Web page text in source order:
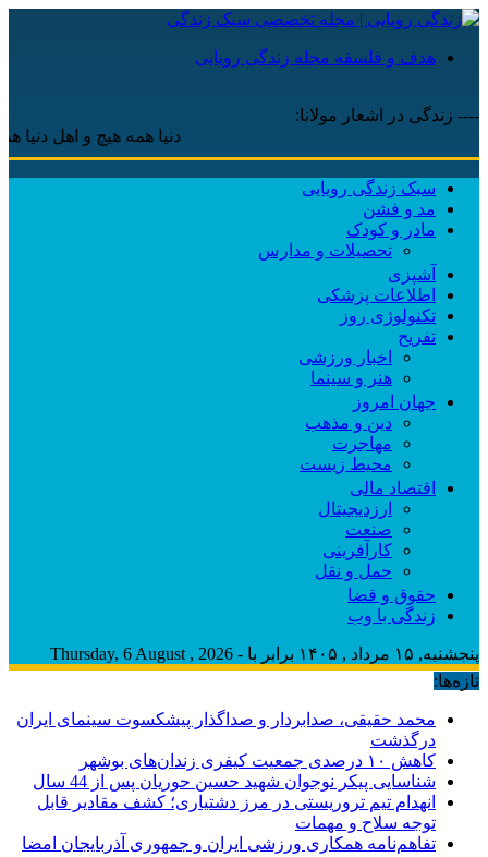
هدف و فلسفه مجله زندگی رویایی
---- زندگی در اشعار مولانا:
دنیا همه هیچ و اهل دنیا همه
سبک زندگی رویایی
مد و فشن
مادر و کودک
تحصیلات و مدارس
آشپزی
اطلاعات پزشکی
تکنولوژی روز
تفریح
اخبار ورزشی
هنر و سینما
جهان امروز
دین و مذهب
مهاجرت
محیط زیست
اقتصاد مالی
ارزدیجیتال
صنعت
کارآفرینی
حمل و نقل
حقوق و قضا
زندگی با وب
پنجشنبه, ۱۵ مرداد , ۱۴۰۵ برابر با - Thursday, 6 August , 2026
تازه‌ها:
محمد حقیقی، صدابردار و صداگذار پیشکسوت سینمای ایران
درگذشت
کاهش ۱۰ درصدی جمعیت کیفری زندان‌های بوشهر
شناسایی پیکر نوجوان شهید حسین حوریان پس از 44 سال
انهدام تیم تروریستی در مرز دشتیاری؛ کشف مقادیر قابل
توجه سلاح و مهمات
تفاهم‌نامه همکاری ورزشی ایران و جمهوری آذربایجان امضا